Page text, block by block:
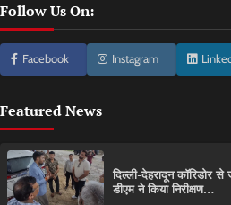
Follow Us On:
Facebook Instagram
Featured News
दिल्ली-देहरादून कॉरिडोर
डीएम ने किया निरीक्षण…